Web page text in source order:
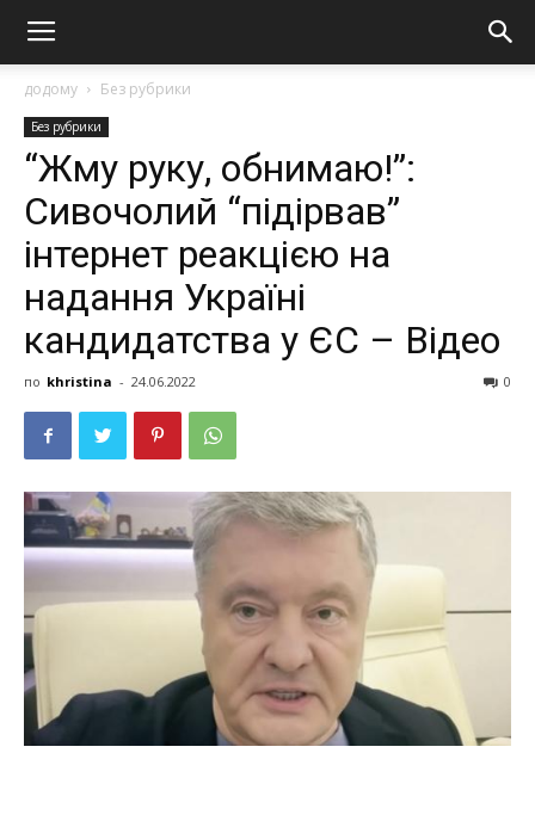
додому Без рубрики
Без рубрики
“Жму руку, обнимаю!”:
Сивочолий “пiдiрвaв”
інтернет реакцією на
надання Україні
кандидатства у ЄС – Відео
по khristina - 24.06.2022 0